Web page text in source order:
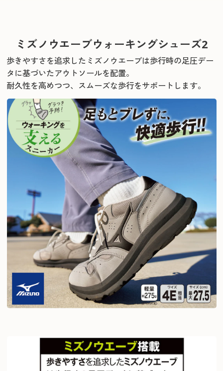
ミズノウエーブウォーキングシューズ2
歩きやすさを追求したミズノウエーブは歩行時の足圧デー
タに基づいたアウトソールを配置。
耐久性を高めつつ、スムーズな歩行をサポートします。